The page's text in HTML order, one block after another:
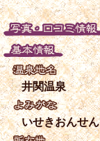
井関温泉
いせきおんせん